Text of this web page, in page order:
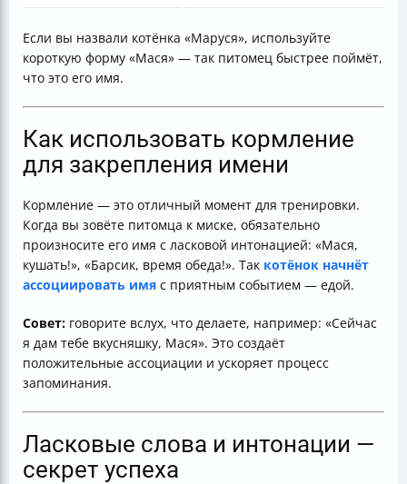
Если вы назвали котёнка «Маруся», используйте
короткую форму «Мася» — так питомец быстрее поймёт,
что это его имя.
Как использовать кормление
для закрепления имени
Кормление — это отличный момент для тренировки.
Когда вы зовёте питомца к миске, обязательно
произносите его имя с ласковой интонацией: «Мася,
кушать!», «Барсик, время обеда!». Так котёнок начнёт
ассоциировать имя с приятным событием — едой.
Совет: говорите вслух, что делаете, например: «Сейчас
я дам тебе вкусняшку, Мася». Это создаёт
положительные ассоциации и ускоряет процесс
запоминания.
Ласковые слова и интонации —
секрет успеха